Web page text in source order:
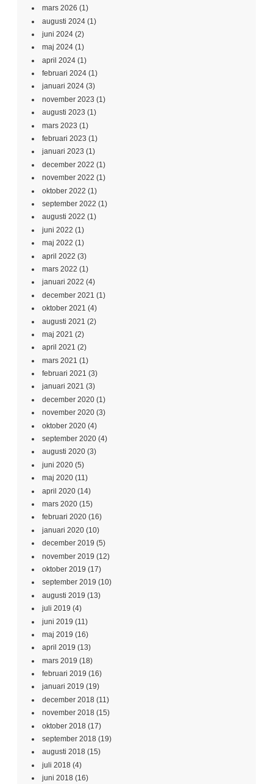
mars 2026 (1)
augusti 2024 (1)
juni 2024 (2)
maj 2024 (1)
april 2024 (1)
februari 2024 (1)
januari 2024 (3)
november 2023 (1)
augusti 2023 (1)
mars 2023 (1)
februari 2023 (1)
januari 2023 (1)
december 2022 (1)
november 2022 (1)
oktober 2022 (1)
september 2022 (1)
augusti 2022 (1)
juni 2022 (1)
maj 2022 (1)
april 2022 (3)
mars 2022 (1)
januari 2022 (4)
december 2021 (1)
oktober 2021 (4)
augusti 2021 (2)
maj 2021 (2)
april 2021 (2)
mars 2021 (1)
februari 2021 (3)
januari 2021 (3)
december 2020 (1)
november 2020 (3)
oktober 2020 (4)
september 2020 (4)
augusti 2020 (3)
juni 2020 (5)
maj 2020 (11)
april 2020 (14)
mars 2020 (15)
februari 2020 (16)
januari 2020 (10)
december 2019 (5)
november 2019 (12)
oktober 2019 (17)
september 2019 (10)
augusti 2019 (13)
juli 2019 (4)
juni 2019 (11)
maj 2019 (16)
april 2019 (13)
mars 2019 (18)
februari 2019 (16)
januari 2019 (19)
december 2018 (11)
november 2018 (15)
oktober 2018 (17)
september 2018 (19)
augusti 2018 (15)
juli 2018 (4)
juni 2018 (16)